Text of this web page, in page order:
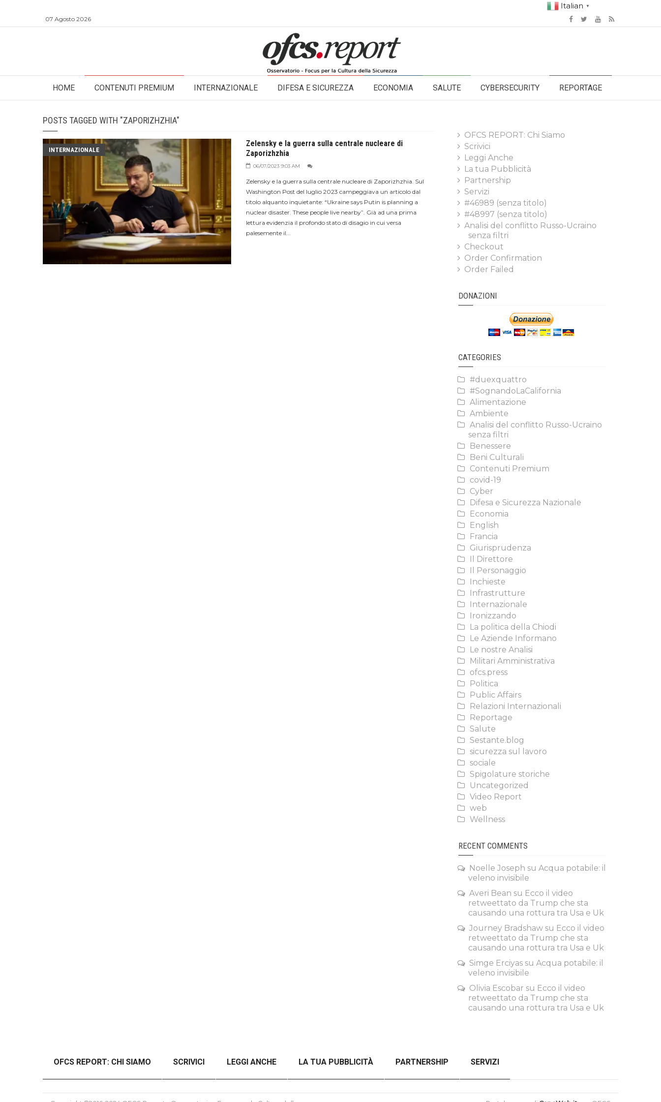
Italian ▼
07 Agosto 2026
HOME CONTENUTI PREMIUM INTERNAZIONALE DIFESA E SICUREZZA ECONOMIA SALUTE CYBERSECURITY REPORTAGE
POSTS TAGGED WITH "ZAPORIZHZHIA"
INTERNAZIONALE
Zelensky e la guerra sulla centrale nucleare di
Zaporizhzhia
06/07/2023 9:03 AM
Zelensky e la guerra sulla centrale nucleare di Zaporizhzhia. Sul
Washington Post del luglio 2023 campeggiava un articolo dal
titolo alquanto inquietante: “Ukraine says Putin is planning a
nuclear disaster. These people live nearby”. Già ad una prima
lettura evidenzia il profondo stato di disagio in cui versa
palesemente il...
OFCS REPORT: Chi Siamo
Scrivici
Leggi Anche
La tua Pubblicità
Partnership
Servizi
#46989 (senza titolo)
#48997 (senza titolo)
Analisi del conflitto Russo-Ucraino
senza filtri
Checkout
Order Confirmation
Order Failed
DONAZIONI
CATEGORIES
#duexquattro
#SognandoLaCalifornia
Alimentazione
Ambiente
Analisi del conflitto Russo-Ucraino
senza filtri
Benessere
Beni Culturali
Contenuti Premium
covid-19
Cyber
Difesa e Sicurezza Nazionale
Economia
English
Francia
Giurisprudenza
Il Direttore
Il Personaggio
Inchieste
Infrastrutture
Internazionale
Ironizzando
La politica della Chiodi
Le Aziende Informano
Le nostre Analisi
Militari Amministrativa
ofcs.press
Politica
Public Affairs
Relazioni Internazionali
Reportage
Salute
Sestante.blog
sicurezza sul lavoro
sociale
Spigolature storiche
Uncategorized
Video Report
web
Wellness
RECENT COMMENTS
Noelle Joseph su Acqua potabile: il
veleno invisibile
Averi Bean su Ecco il video
retweettato da Trump che sta
causando una rottura tra Usa e Uk
Journey Bradshaw su Ecco il video
retweettato da Trump che sta
causando una rottura tra Usa e Uk
Simge Erciyas su Acqua potabile: il
veleno invisibile
Olivia Escobar su Ecco il video
retweettato da Trump che sta
causando una rottura tra Usa e Uk
OFCS REPORT: CHI SIAMO SCRIVICI LEGGI ANCHE LA TUA PUBBLICITÀ PARTNERSHIP SERVIZI
#46989 (SENZA TITOLO) #48997 (SENZA TITOLO) ANALISI DEL CONFLITTO RUSSO-UCRAINO SENZA FILTRI CHECKOUT